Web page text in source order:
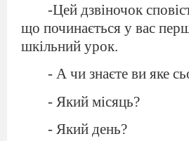
-Цей дзвіночок
що починається у вас
шкільний урок.
- А чи знаєте ви яке
- Який місяць?
- Який день?